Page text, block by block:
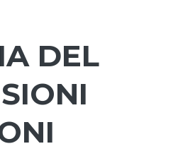
DEL